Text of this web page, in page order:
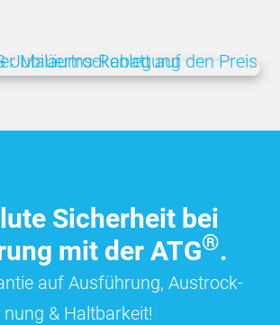
Sicherheit bei
mit der ATG®.
auf Aus­füh­rung, Aus­trock­
nung & Halt­bar­keit!